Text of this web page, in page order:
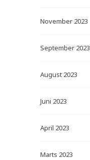
November 2023
September 2023
August 2023
Juni 2023
April 2023
Marts 2023